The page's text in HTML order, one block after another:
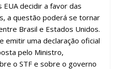
EUA decidir a favor das
a questão poderá se tornar
Brasil e Estados Unidos.
emitir uma declaração oficial
pelo Ministro,
o STF e sobre o governo